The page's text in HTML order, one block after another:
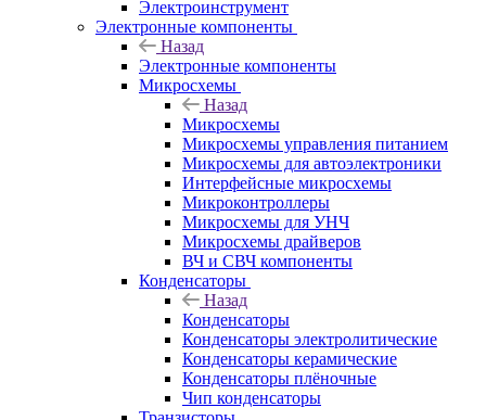
Электроинструмент
Электронные компоненты
Назад
Электронные компоненты
Микросхемы
Назад
Микросхемы
Микросхемы управления питанием
Микросхемы для автоэлектроники
Интерфейсные микросхемы
Микроконтроллеры
Микросхемы для УНЧ
Микросхемы драйверов
ВЧ и СВЧ компоненты
Конденсаторы
Назад
Конденсаторы
Конденсаторы электролитические
Конденсаторы керамические
Конденсаторы плёночные
Чип конденсаторы